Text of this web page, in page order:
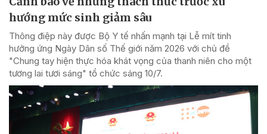
hướng mức sinh giảm sâu
Thông điệp này được Bộ Y tế nhấn mạnh tại Lễ mít tinh
hưởng ứng Ngày Dân số Thế giới năm 2026 với chủ đề
"Chung tay hiện thực hóa khát vọng của thanh niên cho một
tương lai tươi sáng" tổ chức sáng 10/7.